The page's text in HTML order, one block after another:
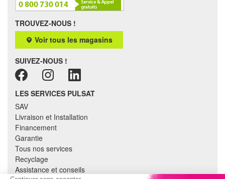
TROUVEZ-NOUS !
Voir tous les magasins
SUIVEZ-NOUS !
LES SERVICES PULSAT
SAV
Livraison et Installation
Financement
Garantie
Tous nos services
Recyclage
Assistance et conseils